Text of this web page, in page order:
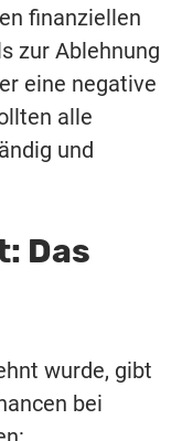
finanziellen
zur Ablehnung
eine negative
alle
und
Das
wurde, gibt
bei